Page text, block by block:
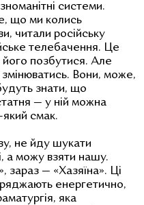
системи.
що ми колись
читали російську
телебачення. Це
позбутися. Але
Вони, може,
знати, що
— у ній можна
смак.
не йду шукати
а можу взяти нашу.
зараз — «Хазяїна». Ці
енергетично,
яка